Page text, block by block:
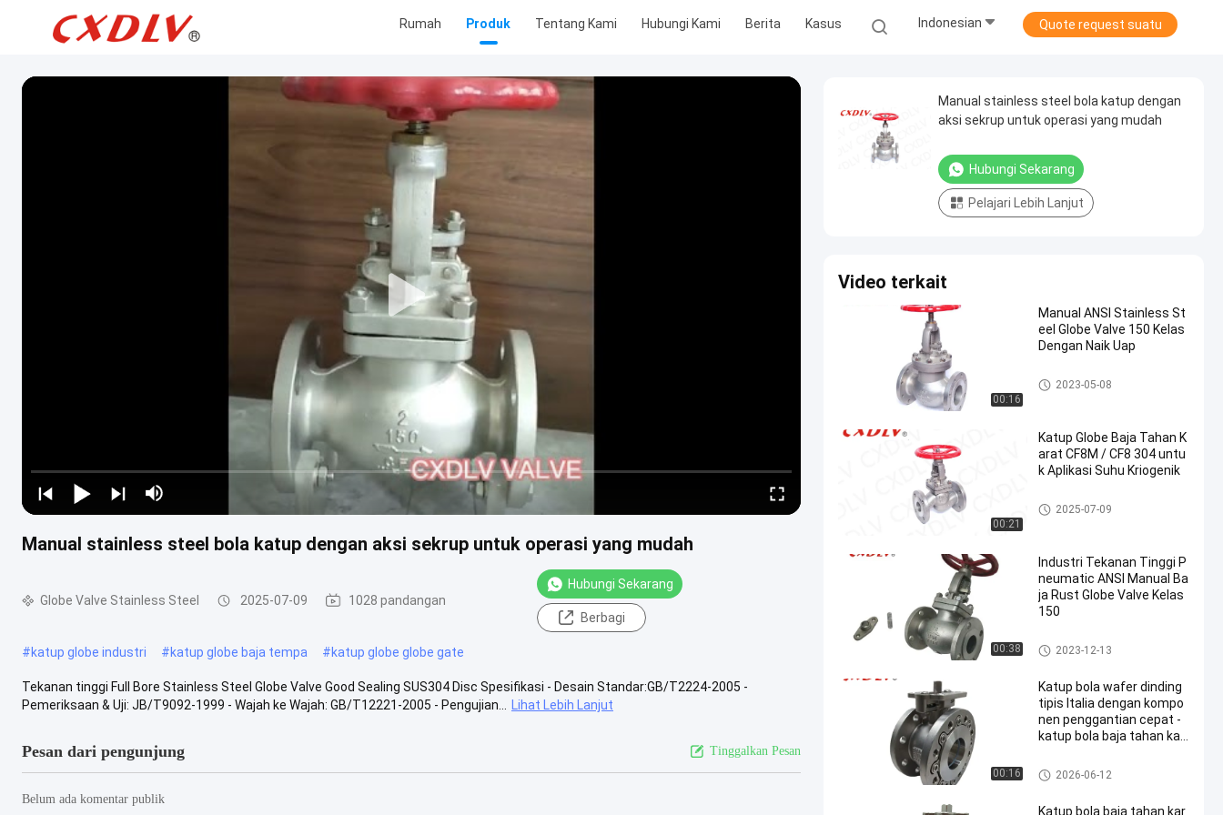
Rumah Produk Tentang Kami Hubungi Kami Berita Kasus Indonesian Quote request suatu
Manual stainless steel bola katup dengan aksi sekrup untuk operasi yang mudah
Globe Valve Stainless Steel 2025-07-09 1028 pandangan
Hubungi Sekarang
Berbagi
#katup globe industri #katup globe baja tempa #katup globe globe gate
Tekanan tinggi Full Bore Stainless Steel Globe Valve Good Sealing SUS304 Disc Spesifikasi - Desain Standar:GB/T2224-2005 -
Pemeriksaan & Uji: JB/T9092-1999 - Wajah ke Wajah: GB/T12221-2005 - Pengujian...
Lihat Lebih Lanjut
Pesan dari pengunjung Tinggalkan Pesan
Belum ada komentar publik
Manual stainless steel bola katup dengan
aksi sekrup untuk operasi yang mudah
Hubungi Sekarang
Pelajari Lebih Lanjut
Video terkait
00:16
Manual ANSI Stainless St
eel Globe Valve 150 Kelas
Dengan Naik Uap
Globe Valve Stainless Steel
2023-05-08
00:21
Katup Globe Baja Tahan K
arat CF8M / CF8 304 untu
k Aplikasi Suhu Kriogenik
Globe Valve Stainless Steel
2025-07-09
00:38
Industri Tekanan Tinggi P
neumatic ANSI Manual Ba
ja Rust Globe Valve Kelas
150
Globe Valve Stainless Steel
2023-12-13
00:16
Katup bola wafer dinding
tipis Italia dengan kompo
nen penggantian cepat -
katup bola baja tahan kar
flanged ball valve
2026-06-12
Katup bola baja tahan kar